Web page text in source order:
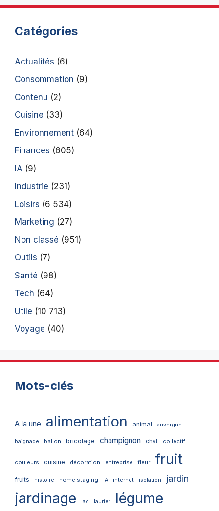
Catégories
Actualités (6)
Consommation (9)
Contenu (2)
Cuisine (33)
Environnement (64)
Finances (605)
IA (9)
Industrie (231)
Loisirs (6 534)
Marketing (27)
Non classé (951)
Outils (7)
Santé (98)
Tech (64)
Utile (10 713)
Voyage (40)
Mots-clés
A la une alimentation animal auvergne
baignade ballon bricolage champignon chat collectif
couleurs cuisine décoration entreprise fleur fruit
fruits histoire home staging IA internet isolation jardin
jardinage lac laurier légume